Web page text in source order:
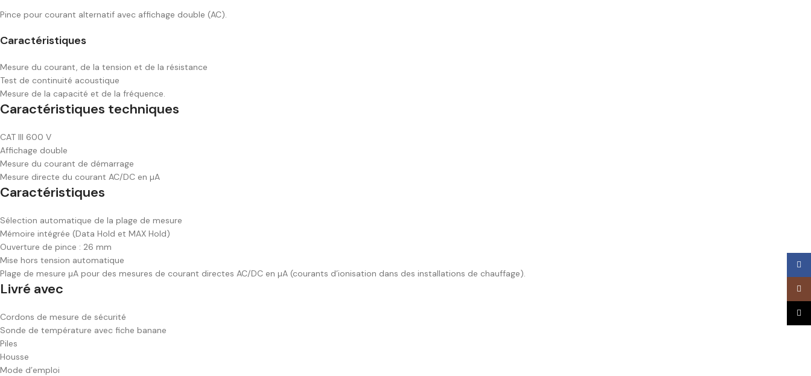
Pince pour courant alternatif avec affichage double (AC).
Caractéristiques
Mesure du courant, de la tension et de la résistance
Test de continuité acoustique
Mesure de la capacité et de la fréquence.
Caractéristiques techniques
CAT III 600 V
Affichage double
Mesure du courant de démarrage
Mesure directe du courant AC/DC en µA
Caractéristiques
Sélection automatique de la plage de mesure
Mémoire intégrée (Data Hold et MAX Hold)
Ouverture de pince : 26 mm
Mise hors tension automatique
Plage de mesure μA pour des mesures de courant directes AC/DC en µA (courants d’ionisation dans des installations de chauffage).
Livré avec
Cordons de mesure de sécurité
Sonde de température avec fiche banane
Piles
Housse
Mode d’emploi